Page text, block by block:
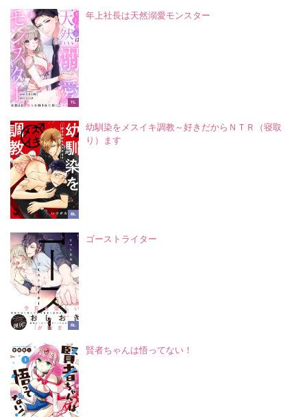
TL
年上社長は天然溺愛モンスター
BL
幼馴染をメスイキ調教～好きだからＮＴＲ（寝取
り）ます
BL
ゴーストライター
賢者ちゃんは悟ってない！